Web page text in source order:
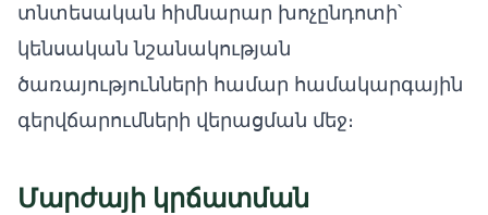
տնտեսական հիմնարար խոչընդոտի՝
կենսական նշանակության
ծառայությունների համար համակարգային
գերվճարումների վերացման մեջ։
Մարժայի կրճատման